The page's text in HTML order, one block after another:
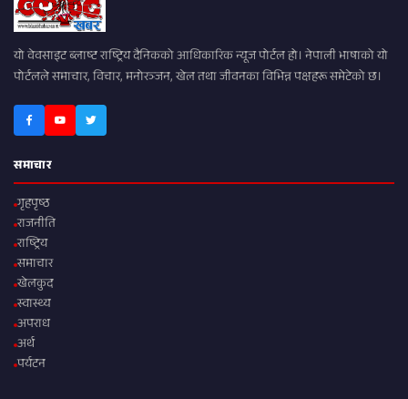
यो वेवसाइट ब्लाष्ट राष्ट्रिय दैनिकको आधिकारिक न्यूज पोर्टल हो। नेपाली भाषाको यो
पोर्टलले समाचार, विचार, मनोरञ्जन, खेल तथा जीवनका विभिन्न पक्षहरू समेटेको छ।
समाचार
गृहपृष्ठ
राजनीति
राष्ट्रिय
समाचार
खेलकुद
स्वास्थ्य
अपराध
अर्थ
पर्यटन